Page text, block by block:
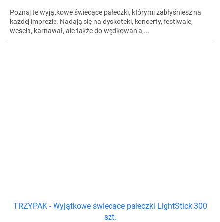
Poznaj te wyjątkowe świecące pałeczki, którymi zabłyśniesz na
każdej imprezie. Nadają się na dyskoteki, koncerty, festiwale,
wesela, karnawał, ale także do wędkowania,...
TRZYPAK - Wyjątkowe świecące pałeczki LightStick 300
szt.